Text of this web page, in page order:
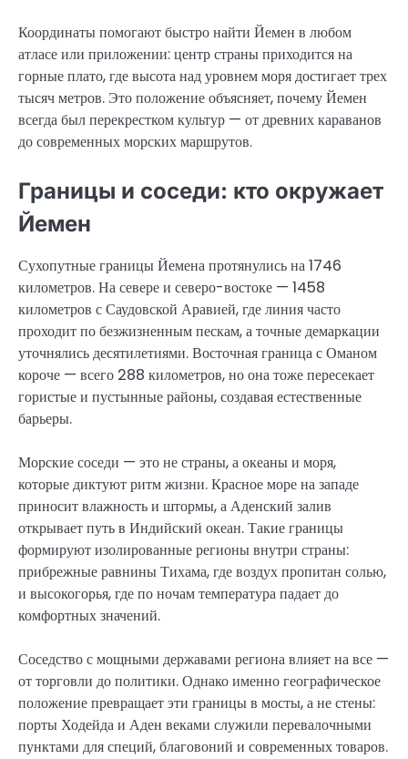
Координаты помогают быстро найти Йемен в любом
атласе или приложении: центр страны приходится на
горные плато, где высота над уровнем моря достигает трех
тысяч метров. Это положение объясняет, почему Йемен
всегда был перекрестком культур — от древних караванов
до современных морских маршрутов.
Границы и соседи: кто окружает
Йемен
Сухопутные границы Йемена протянулись на 1746
километров. На севере и северо-востоке — 1458
километров с Саудовской Аравией, где линия часто
проходит по безжизненным пескам, а точные демаркации
уточнялись десятилетиями. Восточная граница с Оманом
короче — всего 288 километров, но она тоже пересекает
гористые и пустынные районы, создавая естественные
барьеры.
Морские соседи — это не страны, а океаны и моря,
которые диктуют ритм жизни. Красное море на западе
приносит влажность и штормы, а Аденский залив
открывает путь в Индийский океан. Такие границы
формируют изолированные регионы внутри страны:
прибрежные равнины Тихама, где воздух пропитан солью,
и высокогорья, где по ночам температура падает до
комфортных значений.
Соседство с мощными державами региона влияет на все —
от торговли до политики. Однако именно географическое
положение превращает эти границы в мосты, а не стены:
порты Ходейда и Аден веками служили перевалочными
пунктами для специй, благовоний и современных товаров.